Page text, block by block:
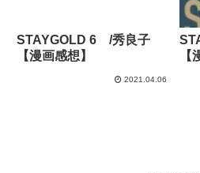
STAYGOLD 6 /秀良子
【漫画感想】
2021.04.06
【